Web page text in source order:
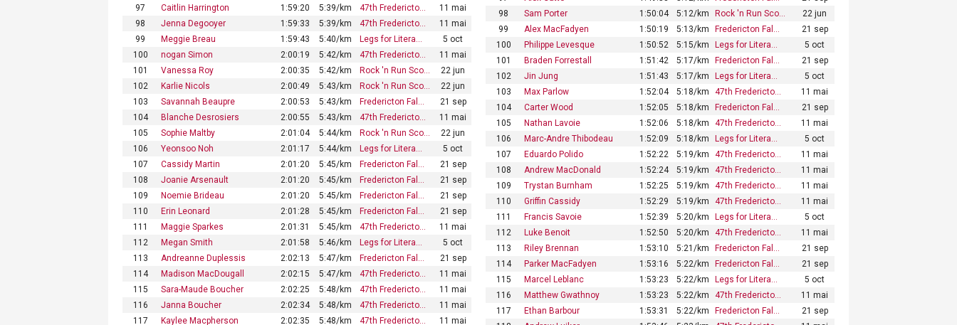
97
Caitlin Harrington 1:59:20 5:39/km 47th Fredericto…
11 mai
98
Jenna Degooyer 1:59:33 5:39/km 47th Fredericto…
11 mai
99
Meggie Breau 1:59:43 5:40/km Legs for Litera…
5 oct
100
nogan Simon 2:00:19 5:42/km 47th Fredericto…
11 mai
101
Vanessa Roy 2:00:35 5:42/km Rock 'n Run Sco…
22 jun
102
Karlie Nicols 2:00:49 5:43/km Rock 'n Run Sco…
22 jun
103
Savannah Beaupre 2:00:53 5:43/km Fredericton Fal…
21 sep
104
Blanche Desrosiers 2:00:55 5:43/km 47th Fredericto…
11 mai
105
Sophie Maltby 2:01:04 5:44/km Rock 'n Run Sco…
22 jun
106
Yeonsoo Noh 2:01:17 5:44/km Legs for Litera…
5 oct
107
Cassidy Martin 2:01:20 5:45/km Fredericton Fal…
21 sep
108
Joanie Arsenault 2:01:20 5:45/km Fredericton Fal…
21 sep
109
Noemie Brideau 2:01:20 5:45/km Fredericton Fal…
21 sep
110
Erin Leonard 2:01:28 5:45/km Fredericton Fal…
21 sep
111
Maggie Sparkes 2:01:31 5:45/km 47th Fredericto…
11 mai
112
Megan Smith 2:01:58 5:46/km Legs for Litera…
5 oct
113
Andreanne Duplessis 2:02:13 5:47/km Fredericton Fal…
21 sep
114
Madison MacDougall 2:02:15 5:47/km 47th Fredericto…
11 mai
115
Sara-Maude Boucher 2:02:25 5:48/km 47th Fredericto…
11 mai
116
Janna Boucher 2:02:34 5:48/km 47th Fredericto…
11 mai
117
Kaylee Macpherson 2:02:35 5:48/km 47th Fredericto…
11 mai
98
Sam Porter 1:50:04 5:12/km Rock 'n Run Sco…
22 jun
99
Alex MacFadyen 1:50:19 5:13/km Fredericton Fal…
21 sep
100
Philippe Levesque 1:50:52 5:15/km Legs for Litera…
5 oct
101
Braden Forrestall 1:51:42 5:17/km Fredericton Fal…
21 sep
102
Jin Jung 1:51:43 5:17/km Legs for Litera…
5 oct
103
Max Parlow 1:52:04 5:18/km 47th Fredericto…
11 mai
104
Carter Wood 1:52:05 5:18/km Fredericton Fal…
21 sep
105
Nathan Lavoie 1:52:06 5:18/km 47th Fredericto…
11 mai
106
Marc-Andre Thibodeau 1:52:09 5:18/km Legs for Litera…
5 oct
107
Eduardo Polido 1:52:22 5:19/km 47th Fredericto…
11 mai
108
Andrew MacDonald 1:52:24 5:19/km 47th Fredericto…
11 mai
109
Trystan Burnham 1:52:25 5:19/km 47th Fredericto…
11 mai
110
Griffin Cassidy 1:52:29 5:19/km 47th Fredericto…
11 mai
111
Francis Savoie 1:52:39 5:20/km Legs for Litera…
5 oct
112
Luke Benoit 1:52:50 5:20/km 47th Fredericto…
11 mai
113
Riley Brennan 1:53:10 5:21/km Fredericton Fal…
21 sep
114
Parker MacFadyen 1:53:16 5:22/km Fredericton Fal…
21 sep
115
Marcel Leblanc 1:53:23 5:22/km Legs for Litera…
5 oct
116
Matthew Gwathnoy 1:53:23 5:22/km 47th Fredericto…
11 mai
117
Ethan Barbour 1:53:31 5:22/km Fredericton Fal…
21 sep